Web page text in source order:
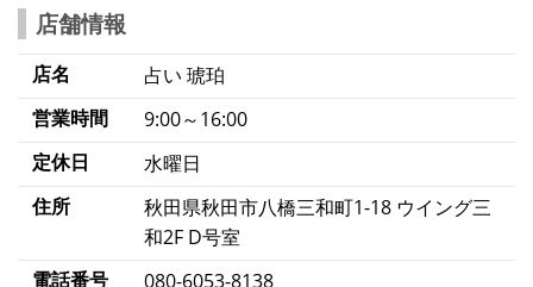
店舗情報
店名
占い 琥珀
営業時間
9:00～16:00
定休日
水曜日
住所
秋田県秋田市八橋三和町1-18 ウイング三
和2F D号室
電話番号
080-6053-8138